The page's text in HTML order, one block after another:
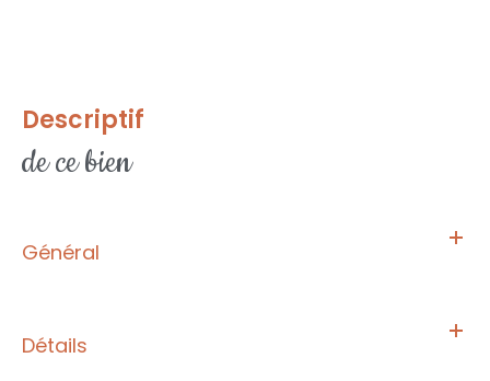
descriptif
de ce bien
Général
Détails